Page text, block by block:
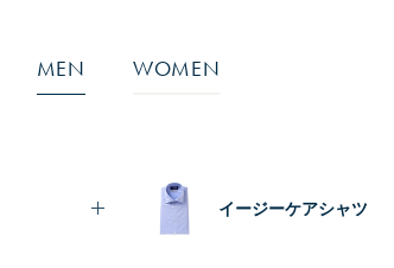
MEN WOMEN
イージーケアシャツ